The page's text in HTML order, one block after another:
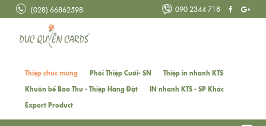
(028) 66862598 090 2344 718
Thiệp chúc mừng Phôi Thiệp Cưới- SN
Thiệp in nhanh KTS
Khuôn bế Bao Thư - Thiệp Hàng Đặt
IN nhanh KTS - SP Khác
Export Product